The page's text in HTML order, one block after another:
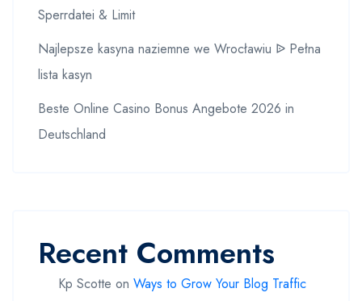
Sperrdatei & Limit
Najlepsze kasyna naziemne we Wrocławiu ᐉ Pełna
lista kasyn
Beste Online Casino Bonus Angebote 2026 in
Deutschland
Recent Comments
Kp Scotte on Ways to Grow Your Blog Traffic